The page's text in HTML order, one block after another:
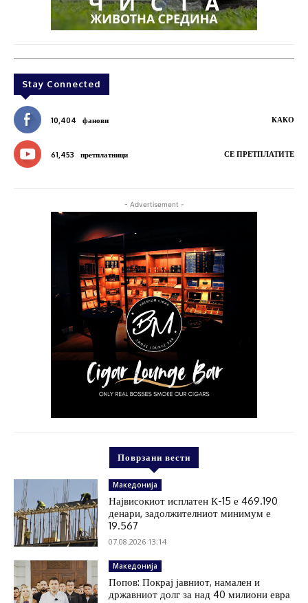
Stay Connected
10,404 фанови КАКО
61,453 претплатници СЕ ПРЕТПЛАТИТЕ
- Advertisement -
Поврзани вести
Македонија
Највисокиот исплатен К-15 е 469.190
денари, задолжителниот минимум е
19.567
07.08.2026 13:14
Македонија
Попов: Покрај јавниот, намален и
државниот долг за над 40 милиони евра